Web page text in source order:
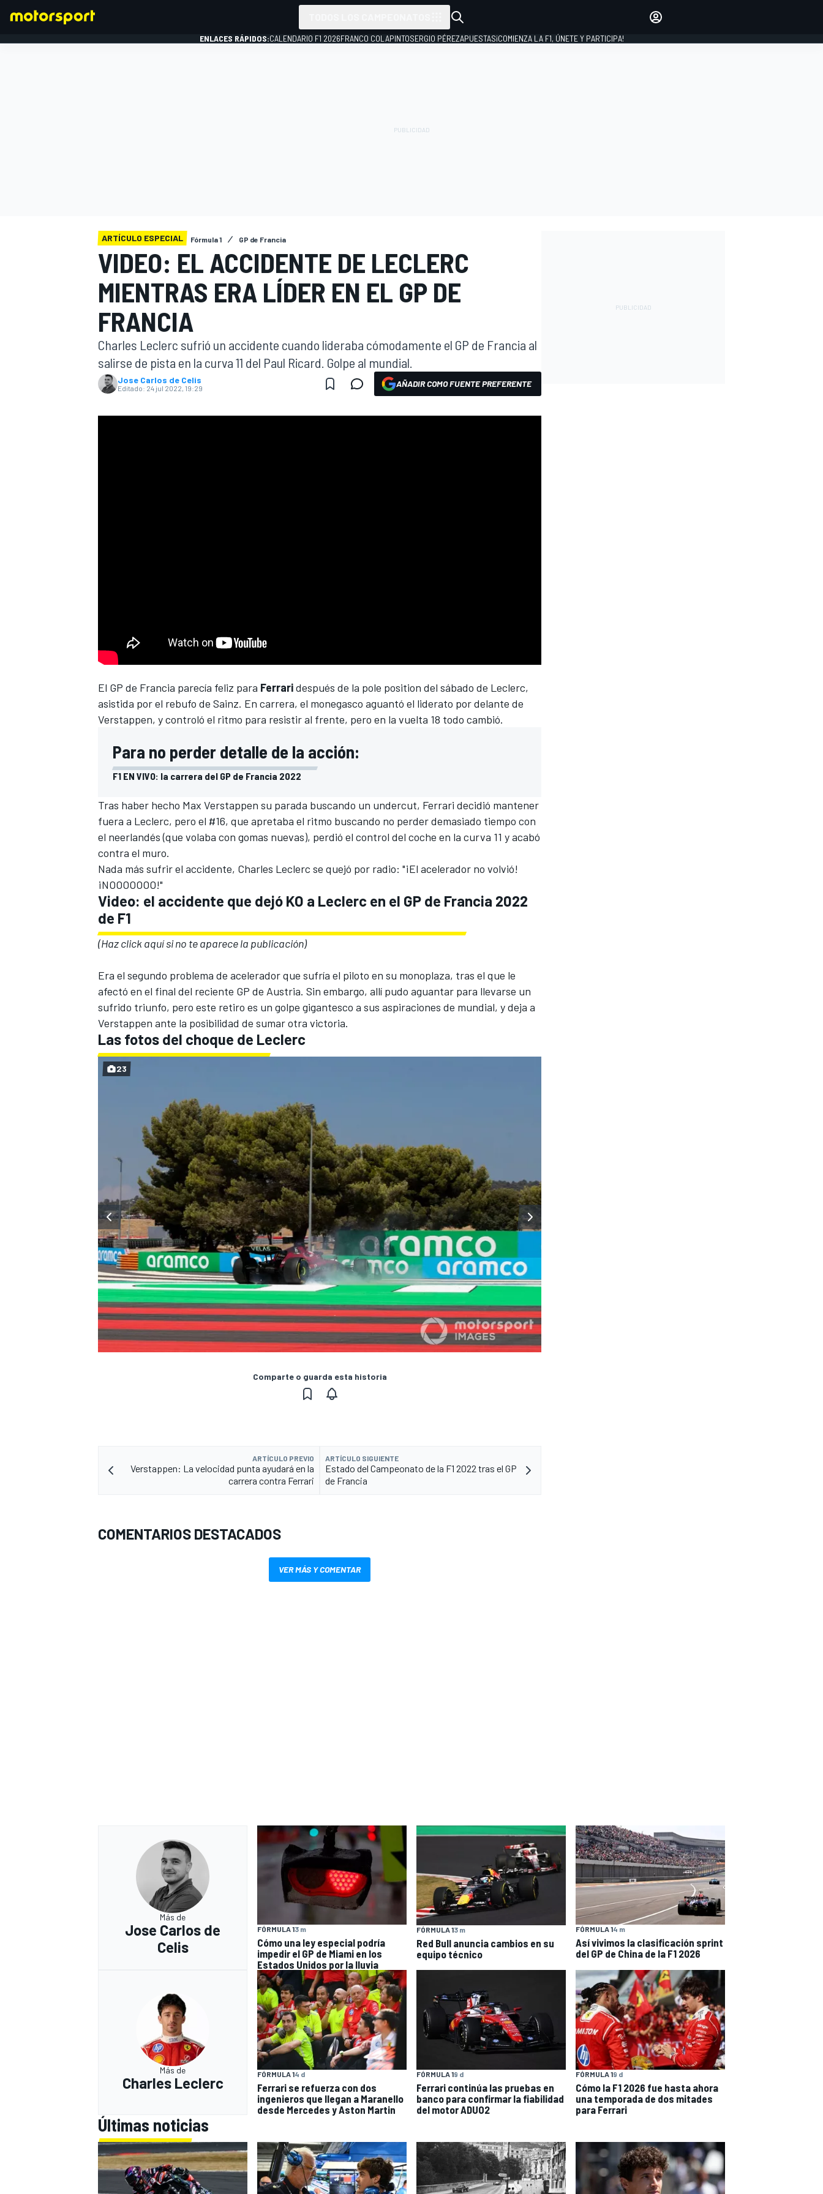
INDYCAR
NASCAR CUP
FÓRMULA E
WRC
INICIAR SESIÓN
ENLACES RÁPIDOS:CALENDARIO F1 2026FRANCO COLAPINTOSERGIO PÉREZAPUESTAS¡COMIENZA LA F1, ÚNETE Y PARTICIPA!
ARTÍCULO ESPECIAL Fórmula 1 GP de Francia
VIDEO: EL ACCIDENTE DE LECLERC
MIENTRAS ERA LÍDER EN EL GP DE
FRANCIA
Charles Leclerc sufrió un accidente cuando lideraba cómodamente el GP de Francia al
salirse de pista en la curva 11 del Paul Ricard. Golpe al mundial.
Jose Carlos de Celis
Editado: 24 jul 2022, 19:29 AÑADIR COMO FUENTE PREFERENTE
El GP de Francia parecía feliz para Ferraridespués de la pole position del sábado de Leclerc,
asistida por el rebufo de Sainz. En carrera, el monegasco aguantó el liderato por delante de
Verstappen, y controló el ritmo para resistir al frente, pero en la vuelta 18 todo cambió.
Para no perder detalle de la acción:
F1 EN VIVO: la carrera del GP de Francia 2022
Tras haber hecho Max Verstappen su parada buscando un undercut, Ferrari decidió mantener
fuera a Leclerc, pero el #16, que apretaba el ritmo buscando no perder demasiado tiempo con
el neerlandés (que volaba con gomas nuevas), perdió el control del coche en la curva 11 y acabó
contra el muro.
Nada más sufrir el accidente, Charles Leclerc se quejó por radio: "¡El acelerador no volvió!
¡NOOOOOOO!"
Video: el accidente que dejó KO a Leclerc en el GP de Francia 2022
de F1
(Haz click aquí si no te aparece la publicación)
Era el segundo problema de acelerador que sufría el piloto en su monoplaza, tras el que le
afectó en el final del reciente GP de Austria. Sin embargo, allí pudo aguantar para llevarse un
sufrido triunfo, pero este retiro es un golpe gigantesco a sus aspiraciones de mundial, y deja a
Verstappen ante la posibilidad de sumar otra victoria.
Las fotos del choque de Leclerc
23
Comparte o guarda esta historia
ARTÍCULO PREVIO
Verstappen: La velocidad punta ayudará en la
carrera contra Ferrari
ARTÍCULO SIGUIENTE
Estado del Campeonato de la F1 2022 tras el GP
de Francia
COMENTARIOS DESTACADOS
VER MÁS Y COMENTAR
Más de
Jose Carlos de
Celis
FÓRMULA 13 m
Cómo una ley especial podría
impedir el GP de Miami en los
Estados Unidos por la lluvia
FÓRMULA 13 m
Red Bull anuncia cambios en su
equipo técnico
FÓRMULA 14 m
Así vivimos la clasificación sprint
del GP de China de la F1 2026
Más de
Charles Leclerc
FÓRMULA 14 d
Ferrari se refuerza con dos
ingenieros que llegan a Maranello
desde Mercedes y Aston Martin
FÓRMULA 19 d
Ferrari continúa las pruebas en
banco para confirmar la fiabilidad
del motor ADUO2
FÓRMULA 19 d
Cómo la F1 2026 fue hasta ahora
una temporada de dos mitades
para Ferrari
Últimas noticias